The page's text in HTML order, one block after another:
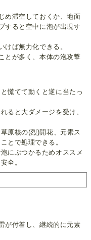
め滞空しておくか、地面
すると空中に泡が出現す
けば無力化できる。
とが多く、本体の泡攻撃
慌てて動くと逆に当たっ
ると大ダメージを受け、
原核の(烈)開花、元素ス
とで処理できる。
にぶつかるためオススメ
全。
が付着し、継続的に元素